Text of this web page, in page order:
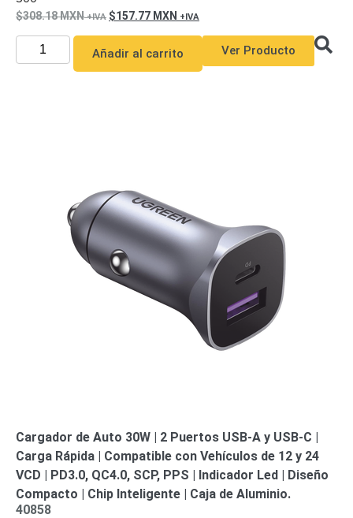
308.18MXN 157.77 MXN
Añadir al carrito Ver Producto
Cargador de Auto 30W | 2 Puertos USB-A y USB-C |
Carga Rápida | Compatible con Vehículos de 12 y 24
VCD | PD3.0, QC4.0, SCP, PPS | Indicador Led | Diseño
Compacto | Chip Inteligente | Caja de Aluminio.
40858